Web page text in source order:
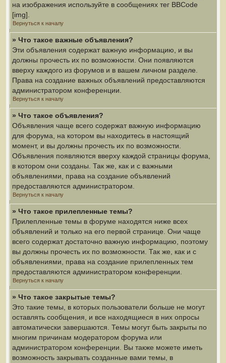
на изображения используйте в сообщениях тег BBCode
[img].
Вернуться к началу
» Что такое важные объявления?
Эти объявления содержат важную информацию, и вы
должны прочесть их по возможности. Они появляются
вверху каждого из форумов и в вашем личном разделе.
Права на создание важных объявлений предоставляются
администратором конференции.
Вернуться к началу
» Что такое объявления?
Объявления чаще всего содержат важную информацию
для форума, на котором вы находитесь в настоящий
момент, и вы должны прочесть их по возможности.
Объявления появляются вверху каждой страницы форума,
в котором они созданы. Так же, как и с важными
объявлениями, права на создание объявлений
предоставляются администратором.
Вернуться к началу
» Что такое прилепленные темы?
Прилепленные темы в форуме находятся ниже всех
объявлений и только на его первой странице. Они чаще
всего содержат достаточно важную информацию, поэтому
вы должны прочесть их по возможности. Так же, как и с
объявлениями, права на создание прилепленных тем
предоставляются администратором конференции.
Вернуться к началу
» Что такое закрытые темы?
Это такие темы, в которых пользователи больше не могут
оставлять сообщения, и все находящиеся в них опросы
автоматически завершаются. Темы могут быть закрыты по
многим причинам модератором форума или
администратором конференции. Вы также можете иметь
возможность закрывать созданные вами темы, в